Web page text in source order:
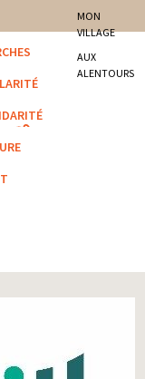
MON
VILLAGE
AUX
ALENTOURS
: horaires adaptés